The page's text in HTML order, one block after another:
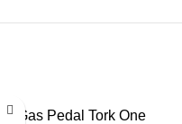
Gas Pedal Tork One